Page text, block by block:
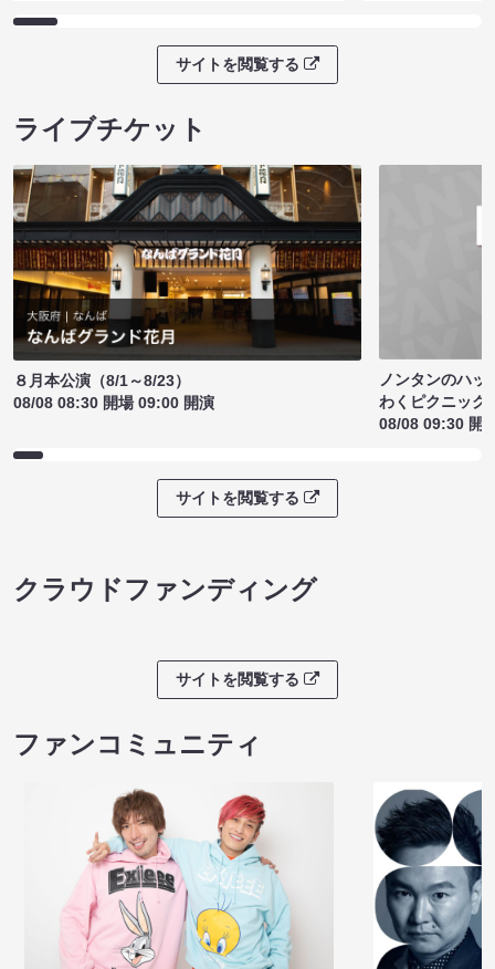
サイトを閲覧する
ライブチケット
８月本公演（8/1～8/23）
08/08 08:30 開場 09:00 開演
ノンタンのハッ
わくピクニック
08/08 09:30 開
サイトを閲覧する
クラウドファンディング
サイトを閲覧する
ファンコミュニティ